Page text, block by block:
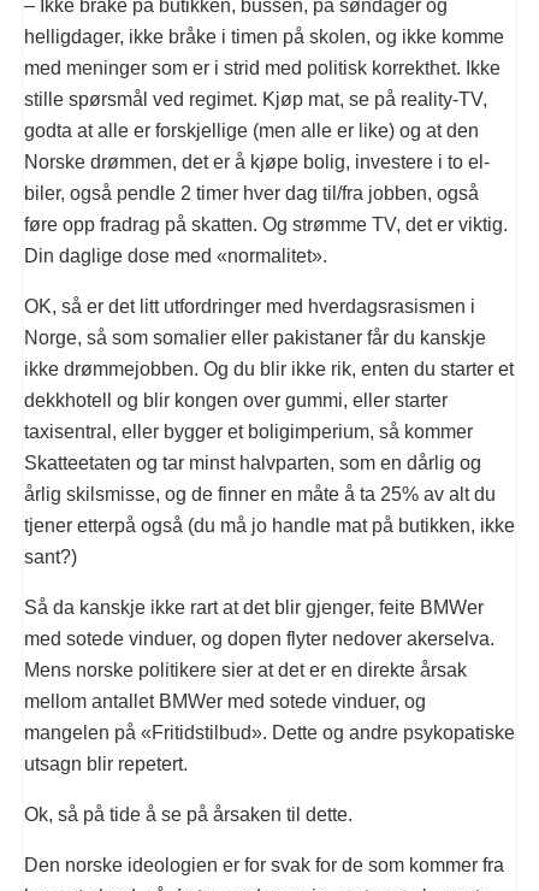
– Ikke bråke på butikken, bussen, på søndager og
helligdager, ikke bråke i timen på skolen, og ikke komme
med meninger som er i strid med politisk korrekthet. Ikke
stille spørsmål ved regimet. Kjøp mat, se på reality-TV,
godta at alle er forskjellige (men alle er like) og at den
Norske drømmen, det er å kjøpe bolig, investere i to el-
biler, også pendle 2 timer hver dag til/fra jobben, også
føre opp fradrag på skatten. Og strømme TV, det er viktig.
Din daglige dose med «normalitet».
OK, så er det litt utfordringer med hverdagsrasismen i
Norge, så som somalier eller pakistaner får du kanskje
ikke drømmejobben. Og du blir ikke rik, enten du starter et
dekkhotell og blir kongen over gummi, eller starter
taxisentral, eller bygger et boligimperium, så kommer
Skatteetaten og tar minst halvparten, som en dårlig og
årlig skilsmisse, og de finner en måte å ta 25% av alt du
tjener etterpå også (du må jo handle mat på butikken, ikke
sant?)
Så da kanskje ikke rart at det blir gjenger, feite BMWer
med sotede vinduer, og dopen flyter nedover akerselva.
Mens norske politikere sier at det er en direkte årsak
mellom antallet BMWer med sotede vinduer, og
mangelen på «Fritidstilbud». Dette og andre psykopatiske
utsagn blir repetert.
Ok, så på tide å se på årsaken til dette.
Den norske ideologien er for svak for de som kommer fra